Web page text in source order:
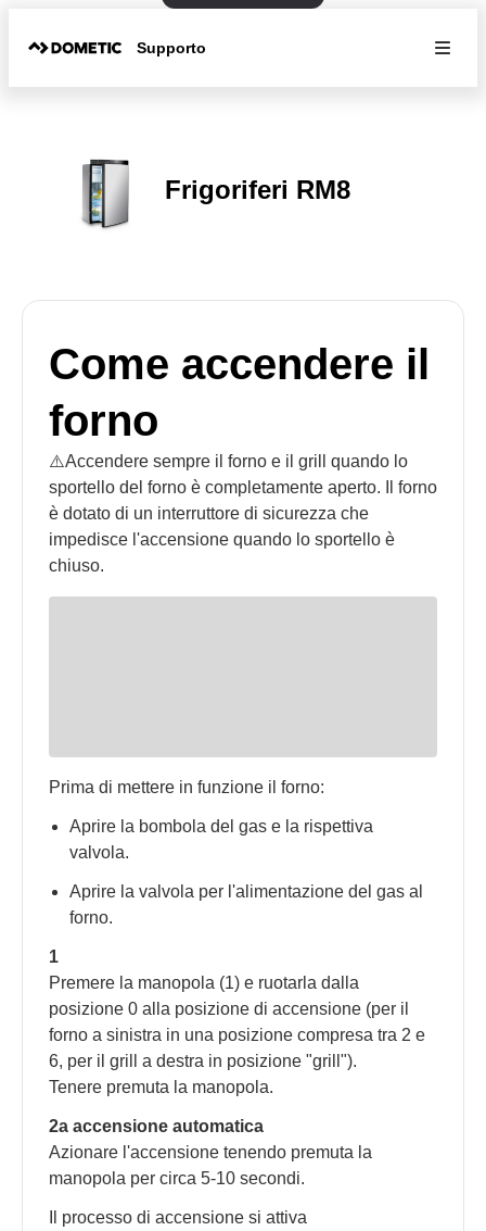
Supporto
Frigoriferi RM8
Come accendere il
forno
⚠️Accendere sempre il forno e il grill quando lo
sportello del forno è completamente aperto. Il forno
è dotato di un interruttore di sicurezza che
impedisce l'accensione quando lo sportello è
chiuso.
Prima di mettere in funzione il forno:
Aprire la bombola del gas e la rispettiva
valvola.
Aprire la valvola per l'alimentazione del gas al
forno.
1
Premere la manopola (1) e ruotarla dalla
posizione 0 alla posizione di accensione (per il
forno a sinistra in una posizione compresa tra 2 e
6, per il grill a destra in posizione "grill").
Tenere premuta la manopola.
2a accensione automatica
Azionare l'accensione tenendo premuta la
manopola per circa 5-10 secondi.
Il processo di accensione si attiva